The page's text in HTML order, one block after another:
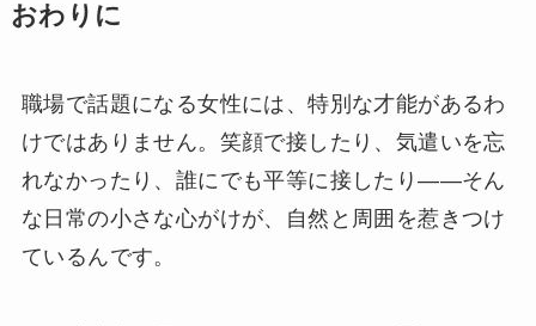
おわりに
職場で話題になる女性には、特別な才能があるわ
けではありません。笑顔で接したり、気遣いを忘
れなかったり、誰にでも平等に接したり——そん
な日常の小さな心がけが、自然と周囲を惹きつけ
ているんです。